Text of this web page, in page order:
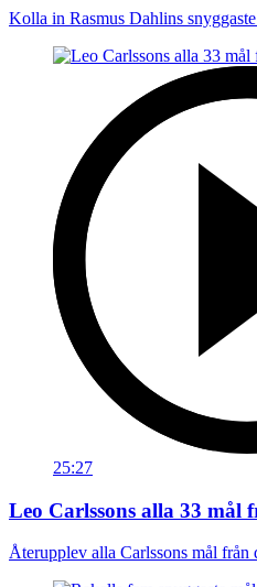
Kolla in Rasmus Dahlins
25:27
Leo Carlssons alla 33 mål
Återupplev alla Carlssons mål från